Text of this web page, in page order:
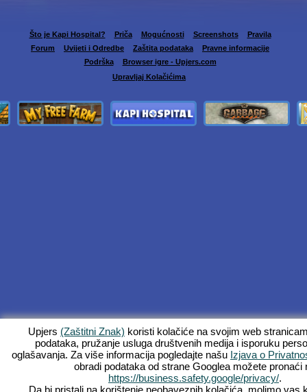
Što je Kapi Hospital? Priča Mogućnosti Screenshots
Pravila
Forum
Uvijeti i Odredbe Zaštita podataka
Pravne informacije
Podrška
Browser igre - Upjers.com
Upravljaj Kolačićima
Upjers (Zaštitni Znak) koristi kolačiće na svojim web
podataka, pružanje usluga društvenih medija i isporuku
oglašavanja. Za više informacija pogledajte našu Izjava o
obradi podataka od strane Googlea možete pronaći
https://business.safety.google/privacy/.
Da bi pristali na korištenje neobaveznih kolačića, molimo vas